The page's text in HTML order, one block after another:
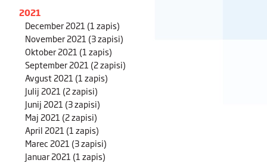
2021
December 2021 (1 zapis)
November 2021 (3 zapisi)
Oktober 2021 (1 zapis)
September 2021 (2 zapisi)
Avgust 2021 (1 zapis)
Julij 2021 (2 zapisi)
Junij 2021 (3 zapisi)
Maj 2021 (2 zapisi)
April 2021 (1 zapis)
Marec 2021 (3 zapisi)
Januar 2021 (1 zapis)